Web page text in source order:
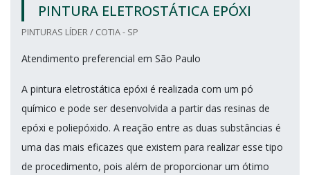
PINTURA ELETROSTÁTICA EPÓXI
PINTURAS LÍDER / COTIA - SP
Atendimento preferencial em São Paulo
A pintura eletrostática epóxi é realizada com um pó
químico e pode ser desenvolvida a partir das resinas de
epóxi e poliepóxido. A reação entre as duas substâncias é
uma das mais eficazes que existem para realizar esse tipo
de procedimento, pois além de proporcionar um ótimo